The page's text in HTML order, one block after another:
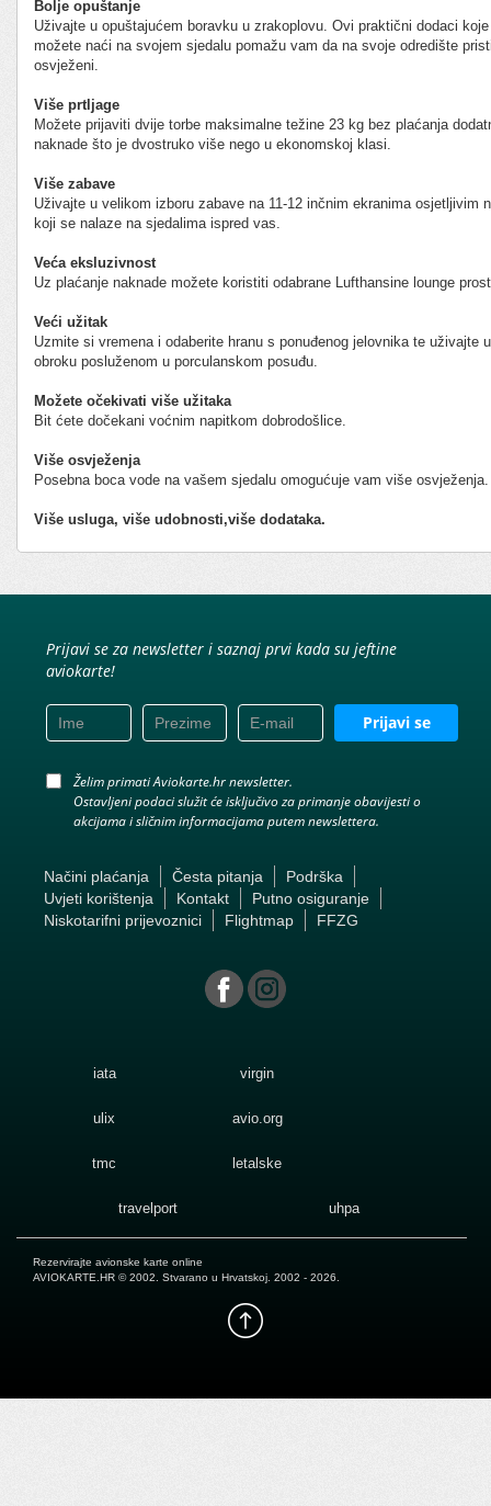
Bolje opuštanje
Uživajte u opuštajućem boravku u zrakoplovu. Ovi praktični dodaci koje
možete naći na svojem sjedalu pomažu vam da na svoje odredište
osvježeni.
Više prtljage
Možete prijaviti dvije torbe maksimalne težine 23 kg bez plaćanja
naknade što je dvostruko više nego u ekonomskoj klasi.
Više zabave
Uživajte u velikom izboru zabave na 11-12 inčnim ekranima osjetljivim
koji se nalaze na sjedalima ispred vas.
Veća eksluzivnost
Uz plaćanje naknade možete koristiti odabrane Lufthansine lounge
Veći užitak
Uzmite si vremena i odaberite hranu s ponuđenog jelovnika te uživajte
obroku posluženom u porculanskom posuđu.
Možete očekivati više užitaka
Bit ćete dočekani voćnim napitkom dobrodošlice.
Više osvježenja
Posebna boca vode na vašem sjedalu omogućuje vam više osvježenja.
Više usluga, više udobnosti,više dodataka.
Prijavi se za newsletter i saznaj prvi kada su jeftine
aviokarte!
Prijavi se
Želim primati Aviokarte.hr newsletter.
Ostavljeni podaci služit će isključivo za primanje obavijesti o
akcijama i sličnim informacijama putem newslettera.
Načini plaćanja Česta pitanja
Podrška
Uvjeti korištenja
Kontakt
Putno osiguranje
Niskotarifni prijevoznici
Flightmap FFZG
iata virgin
ulix avio.org
tmc letalske
travelport uhpa
Rezervirajte avionske karte online
AVIOKARTE.HR © 2002. Stvarano u Hrvatskoj. 2002 - 2026.